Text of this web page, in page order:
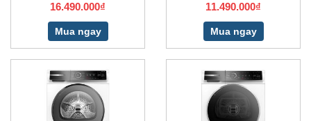
16.490.000₫
Mua ngay
11.490.000₫
Mua ngay